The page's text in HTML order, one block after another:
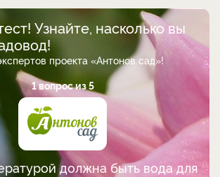
Узнайте, насколько вы
проекта «Антонов сад»!
1 вопрос из 5
должна быть вода для